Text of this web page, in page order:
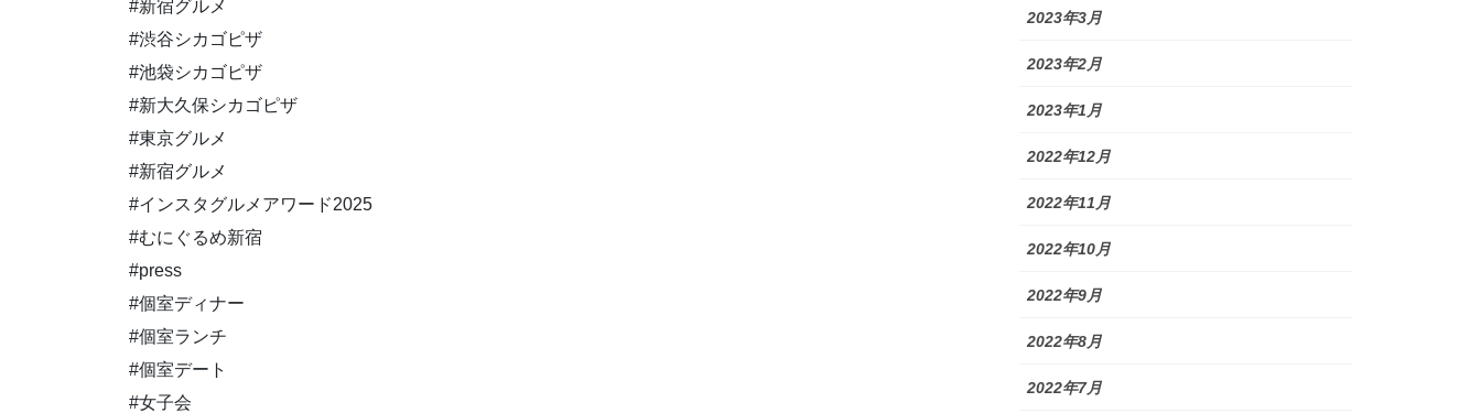
#新宿グルメ
#渋谷シカゴピザ
#池袋シカゴピザ
#新大久保シカゴピザ
#東京グルメ
#新宿グルメ
#インスタグルメアワード2025
#むにぐるめ新宿
#press
#個室ディナー
#個室ランチ
#個室デート
#女子会
2023年3月
2023年2月
2023年1月
2022年12月
2022年11月
2022年10月
2022年9月
2022年8月
2022年7月